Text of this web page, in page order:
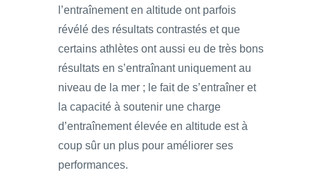
l’entraînement en altitude ont parfois
révélé des résultats contrastés et que
certains athlètes ont aussi eu de très bons
résultats en s’entraînant uniquement au
niveau de la mer ; le fait de s’entraîner et
la capacité à soutenir une charge
d’entraînement élevée en altitude est à
coup sûr un plus pour améliorer ses
performances.